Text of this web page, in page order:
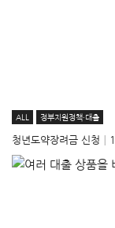
ALL 정부지원정책·대출
청년도약장려금 신청